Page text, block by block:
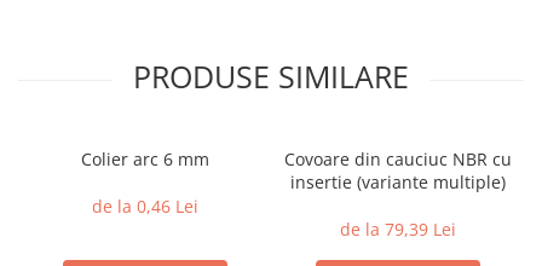
PRODUSE SIMILARE
Colier arc 6 mm
de la 0,46 Lei
Covoare din cauciuc NBR cu
insertie (variante multiple)
de la 79,39 Lei